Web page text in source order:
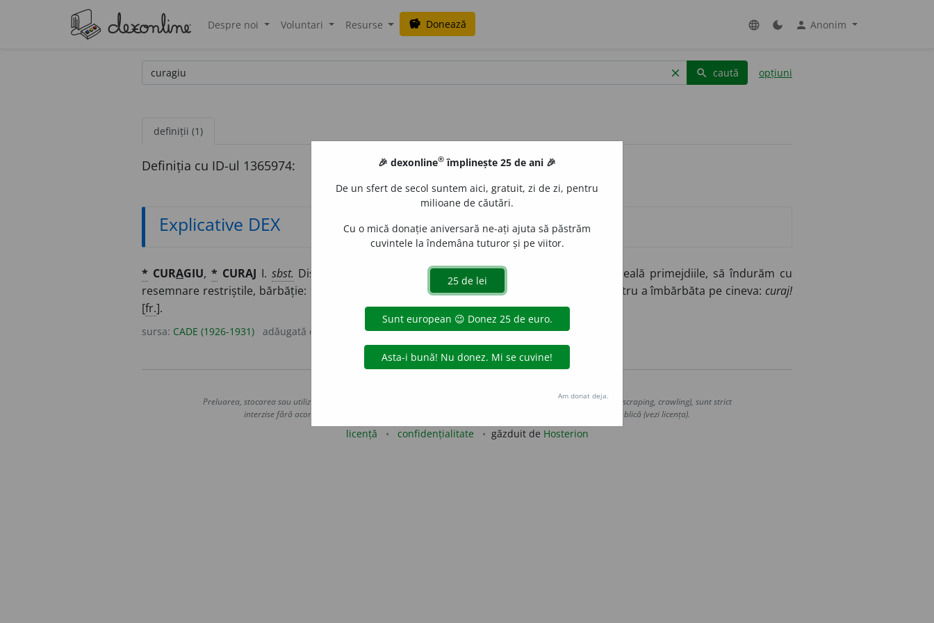
Despre noi Voluntari Resurse savings Donează language dark_mode person Anonim
clear search caută opțiuni
definiții (1)
Definiția cu ID-ul 1365974:
Explicative DEX
* CURAGIU, * CURAJ I. sbst. Dispoziție a sufletului care ne face să înfruntăm cu îndrăzneală primejdiile, să îndurăm cu
resemnare restriștile, bărbăție: vru să-și facă seamă singur, dar n’avu curaj pentru a îmbărbăta pe cineva:curaj!
[fr.].
sursa: CADE (1926-1931) adăugată de acțiuni
Preluarea, stocarea sau utilizarea datelor de pe acest site, inclusiv prin orice metode de extragere automată (web scraping, crawling), sunt strict
interzise fără acordul nostru prealabil scris, cu excepția seturilor de date oferite oficial spre utilizare publică (vezi licența).
licență confidențialitate găzduit de Hosterion
🎉 dexonline® împlinește 25 de ani 🎉
De un sfert de secol suntem aici, gratuit, zi de zi, pentru
milioane de căutări.
Cu o mică donație aniversară ne-ați ajuta să păstrăm
cuvintele la îndemâna tuturor și pe viitor.
Am donat deja.